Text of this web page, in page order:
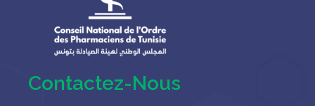
Contactez-Nous